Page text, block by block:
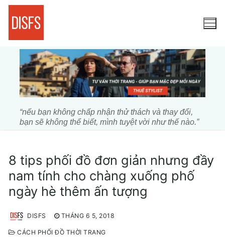
Chuyển
đến
dung
“nếu bạn không chấp nhận thử thách và thay đổi,
bạn sẽ không thể biết, mình tuyệt vời như thế nào.”
8 tips phối đồ đơn giản nhưng đầy
nam tính cho chàng xuống phố
ngày hè thêm ấn tượng
DISFS THÁNG 6 5, 2018
CÁCH PHỐI ĐỒ THỜI TRANG